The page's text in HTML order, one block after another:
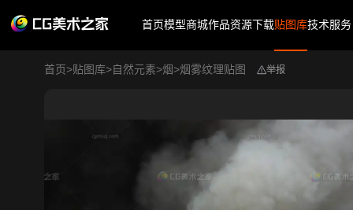
首页模型商城作品资源下载贴图库技术服务
首页>贴图库>自然元素>烟>烟雾纹理贴图 举报